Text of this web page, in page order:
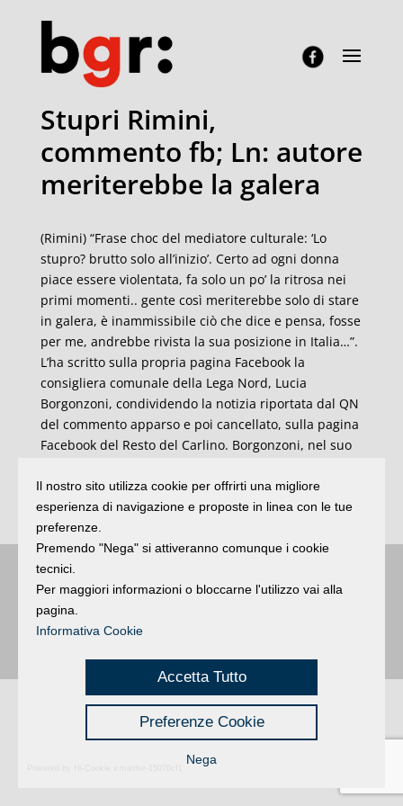
Stupri Rimini,
commento fb; Ln: autore
meriterebbe la galera
(Rimini) “Frase choc del mediatore culturale: ‘Lo
stupro? brutto solo all’inizio’. Certo ad ogni donna
piace essere violentata, fa solo un po’ la ritrosa nei
primi momenti.. gente così meriterebbe solo di stare
in galera, è inammissibile ciò che dice e pensa, fosse
per me, andrebbe rivista la sua posizione in Italia…”.
L’ha scritto sulla propria pagina Facebook la
consigliera comunale della Lega Nord, Lucia
Borgonzoni, condividendo la notizia riportata dal QN
del commento apparso e poi cancellato, sulla pagina
Facebook del Resto del Carlino. Borgonzoni, nel suo
presa di posizione dalla comunità islamica cittadina,
visto che la frequenta o la frequentava” (Ansa).
registrazione n. 2 /28/02/2012|© 2024 buongiornoRimini
Il nostro sito utilizza cookie per offrirti una migliore
esperienza di navigazione e proposte in linea con le tue
preferenze.
Premendo "Nega" si attiveranno comunque i cookie
tecnici.
Per maggiori informazioni o bloccarne l'utilizzo vai alla
pagina.
Informativa Cookie
Accetta Tutto
Preferenze Cookie
Nega